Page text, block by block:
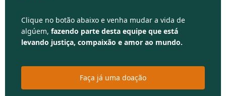
Clique no botão abaixo e venha mudar a vida de
algúem, fazendo parte desta equipe que está
levando justiça, compaixão e amor ao mundo.
Faça já uma doação